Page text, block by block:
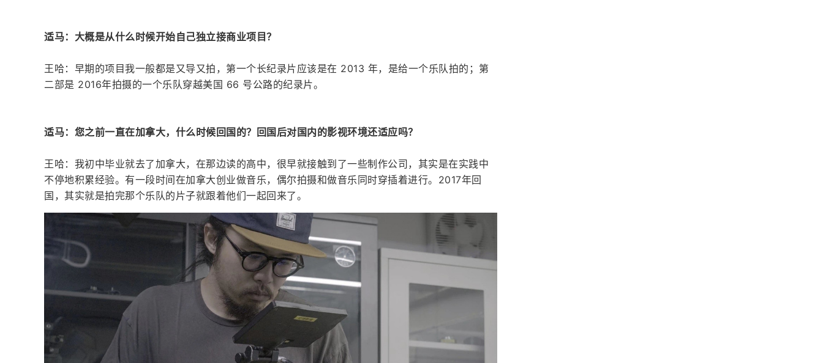
适马：大概是从什么时候开始自己独立接商业项目？
王哈：早期的项目我一般都是又导又拍，第一个长纪录片应该是在 2013 年，是给一个乐队拍的；第
二部是 2016年拍摄的一个乐队穿越美国 66 号公路的纪录片。
适马：您之前一直在加拿大，什么时候回国的？回国后对国内的影视环境还适应吗？
王哈：我初中毕业就去了加拿大，在那边读的高中，很早就接触到了一些制作公司，其实是在实践中
不停地积累经验。有一段时间在加拿大创业做音乐，偶尔拍摄和做音乐同时穿插着进行。2017年回
国，其实就是拍完那个乐队的片子就跟着他们一起回来了。